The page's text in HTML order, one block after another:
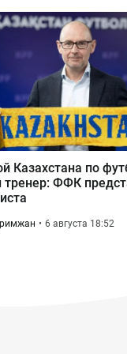
Казахстана по
тренер: ФФК
6 августа 18:52